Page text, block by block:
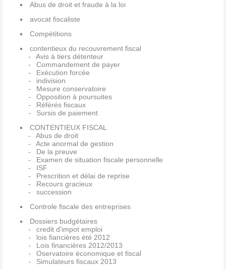
Abus de droit et fraude à la loi
avocat fiscaliste
Compétitions
contentieux du recouvrement fiscal
Avis à tiers détenteur
Commandement de payer
Exécution forcée
indivision
Mesure conservatoire
Opposition à poursuites
Référés fiscaux
Sursis de paiement
CONTENTIEUX FISCAL
Abus de droit
Acte anormal de gestion
De la preuve
Examen de situation fiscale personnelle
ISF
Prescrition et délai de reprise
Recours gracieux
succession
Controle fiscale des entreprises
Dossiers budgétaires
credit d'impot emploi
lois fiancières été 2012
Lois financières 2012/2013
Oservatoire économique et fiscal
Simulateurs fiscaux 2013